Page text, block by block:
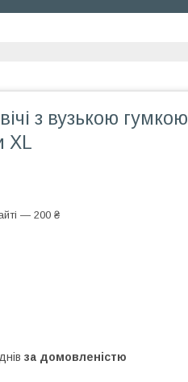
з вузькою гумкою
XL
— 200 ₴
за домовленістю